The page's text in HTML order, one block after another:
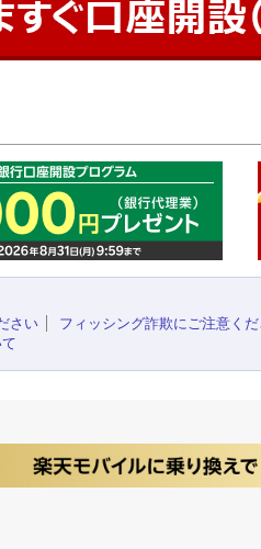
さい
フィッシング詐欺にご注意く